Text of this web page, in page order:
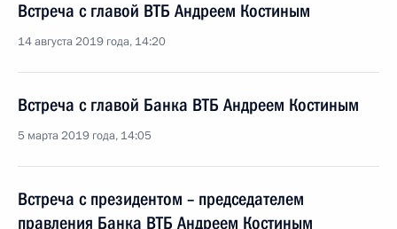
Встреча с главой ВТБ Андреем Костиным
14 августа 2019 года, 14:20
Встреча с главой Банка ВТБ Андреем Костиным
5 марта 2019 года, 14:05
Встреча с президентом – председателем
правления Банка ВТБ Андреем Костиным